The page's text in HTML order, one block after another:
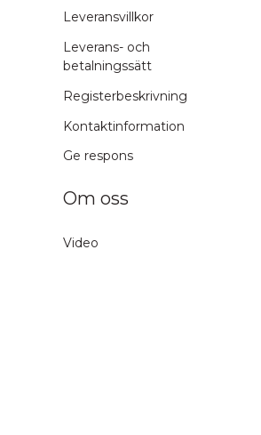
Leveransvillkor
Leverans- och
betalningssätt
Registerbeskrivning
Kontaktinformation
Ge respons
Om oss
Video